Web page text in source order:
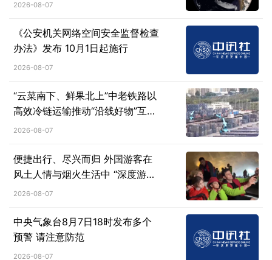
2026-08-07
《公安机关网络空间安全监督检查
办法》发布 10月1日起施行
2026-08-07
“云菜南下、鲜果北上”中老铁路以
高效冷链运输推动“沿线好物”互惠
流通
2026-08-07
便捷出行、尽兴而归 外国游客在
风土人情与烟火生活中 “深度游中
国”
2026-08-07
中央气象台8月7日18时发布多个
预警 请注意防范
2026-08-07